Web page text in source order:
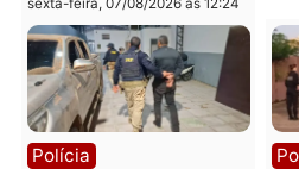
sexta-feira, 07/08/2026 às 18:49